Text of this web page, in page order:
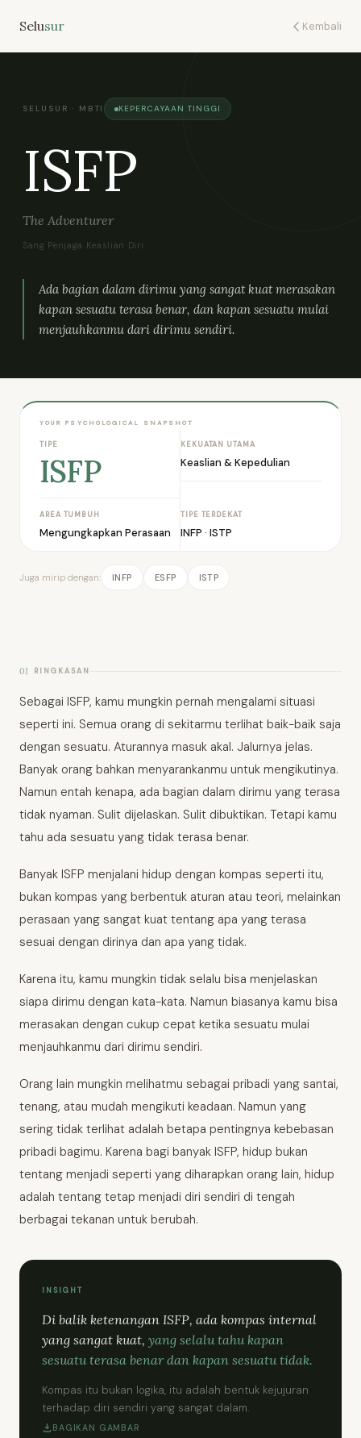
Selusur Kembali
SELUSUR · MBTI KEPERCAYAAN TINGGI
ISFP
The Adventurer
Sang Penjaga Keaslian Diri
Ada bagian dalam dirimu yang sangat kuat merasakan
kapan sesuatu terasa benar, dan kapan sesuatu mulai
menjauhkanmu dari dirimu sendiri.
YOUR PSYCHOLOGICAL SNAPSHOT
TIPE
ISFP
KEKUATAN UTAMA
Keaslian & Kepedulian
AREA TUMBUH
Mengungkapkan Perasaan
TIPE TERDEKAT
INFP · ISTP
Juga mirip dengan: INFP ESFP ISTP
01 RINGKASAN
Sebagai ISFP, kamu mungkin pernah mengalami situasi
seperti ini. Semua orang di sekitarmu terlihat baik-baik saja
dengan sesuatu. Aturannya masuk akal. Jalurnya jelas.
Banyak orang bahkan menyarankanmu untuk mengikutinya.
Namun entah kenapa, ada bagian dalam dirimu yang terasa
tidak nyaman. Sulit dijelaskan. Sulit dibuktikan. Tetapi kamu
tahu ada sesuatu yang tidak terasa benar.
Banyak ISFP menjalani hidup dengan kompas seperti itu,
bukan kompas yang berbentuk aturan atau teori, melainkan
perasaan yang sangat kuat tentang apa yang terasa
sesuai dengan dirinya dan apa yang tidak.
Karena itu, kamu mungkin tidak selalu bisa menjelaskan
siapa dirimu dengan kata-kata. Namun biasanya kamu bisa
merasakan dengan cukup cepat ketika sesuatu mulai
menjauhkanmu dari dirimu sendiri.
Orang lain mungkin melihatmu sebagai pribadi yang santai,
tenang, atau mudah mengikuti keadaan. Namun yang
sering tidak terlihat adalah betapa pentingnya kebebasan
pribadi bagimu. Karena bagi banyak ISFP, hidup bukan
tentang menjadi seperti yang diharapkan orang lain, hidup
adalah tentang tetap menjadi diri sendiri di tengah
berbagai tekanan untuk berubah.
INSIGHT
Di balik ketenangan ISFP, ada kompas internal
yang sangat kuat, yang selalu tahu kapan
sesuatu terasa benar dan kapan sesuatu tidak.
Kompas itu bukan logika, itu adalah bentuk kejujuran
terhadap diri sendiri yang sangat dalam.
BAGIKAN GAMBAR